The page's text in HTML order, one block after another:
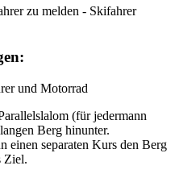
zu melden - Skifahrer
und Motorrad
(für jedermann
Berg hinunter.
einen separaten Kurs den Berg
Ziel.